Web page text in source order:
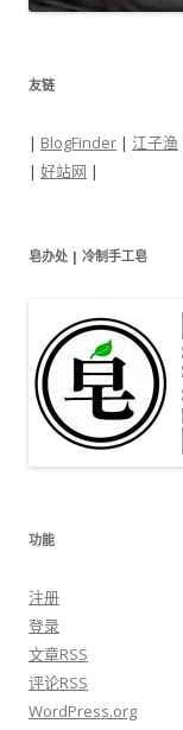
友链
| BlogFinder | 江子渔
| 好站网 |
皂办处 | 冷制手工皂
功能
注册
登录
文章RSS
评论RSS
WordPress.org